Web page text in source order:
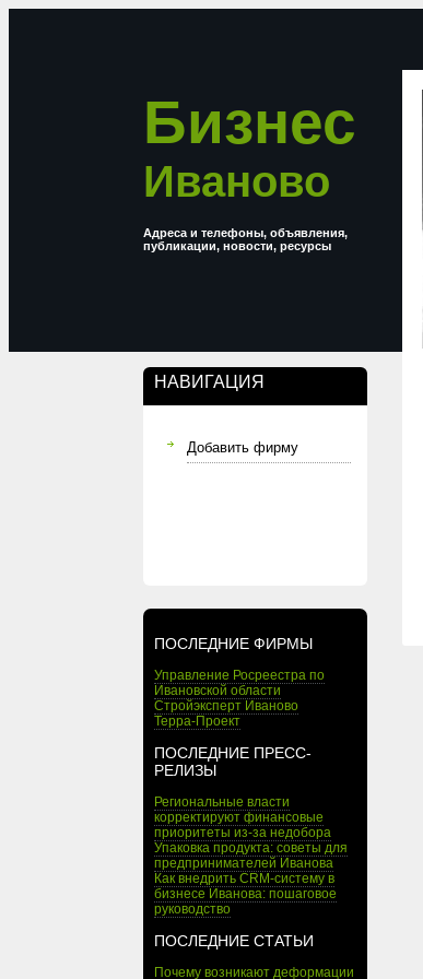
Бизнес
Иваново
Адреса и телефоны, объявления,
публикации, новости, ресурсы
НАВИГАЦИЯ
Добавить фирму
ПОСЛЕДНИЕ ФИРМЫ
Управление Росреестра по
Ивановской области
Стройэксперт Иваново
Терра-Проект
ПОСЛЕДНИЕ ПРЕСС-
РЕЛИЗЫ
Региональные власти
корректируют финансовые
приоритеты из-за недобора
Упаковка продукта: советы для
предпринимателей Иванова
Как внедрить CRM-систему в
бизнесе Иванова: пошаговое
руководство
ПОСЛЕДНИЕ СТАТЬИ
Почему возникают деформации